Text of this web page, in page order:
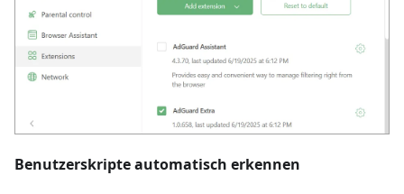
Benutzerskripte automatisch erkennen